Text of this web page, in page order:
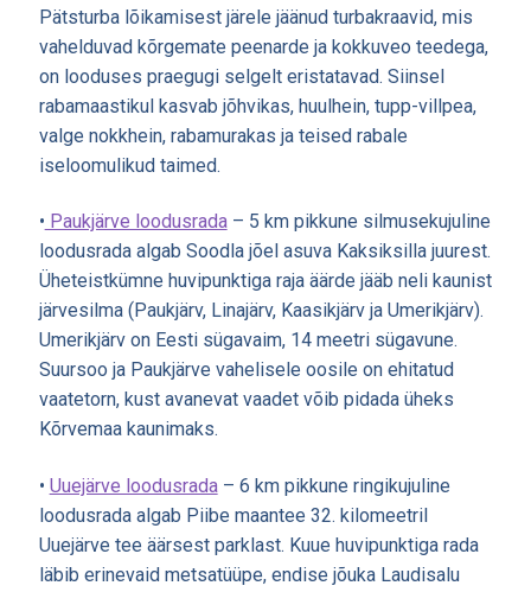
Pätsturba lõikamisest järele jäänud turbakraavid, mis
vahelduvad kõrgemate peenarde ja kokkuveo teedega,
on looduses praegugi selgelt eristatavad. Siinsel
rabamaastikul kasvab jõhvikas, huulhein, tupp-villpea,
valge nokkhein, rabamurakas ja teised rabale
iseloomulikud taimed.
• Paukjärve loodusrada– 5 km pikkune silmusekujuline
loodusrada algab Soodla jõel asuva Kaksiksilla juurest.
Üheteistkümne huvipunktiga raja äärde jääb neli kaunist
järvesilma (Paukjärv, Linajärv, Kaasikjärv ja Umerikjärv).
Umerikjärv on Eesti sügavaim, 14 meetri sügavune.
Suursoo ja Paukjärve vahelisele oosile on ehitatud
vaatetorn, kust avanevat vaadet võib pidada üheks
Kõrvemaa kaunimaks.
• Uuejärve loodusrada– 6 km pikkune ringikujuline
loodusrada algab Piibe maantee 32. kilomeetril
Uuejärve tee äärsest parklast. Kuue huvipunktiga rada
läbib erinevaid metsatüüpe, endise jõuka Laudisalu